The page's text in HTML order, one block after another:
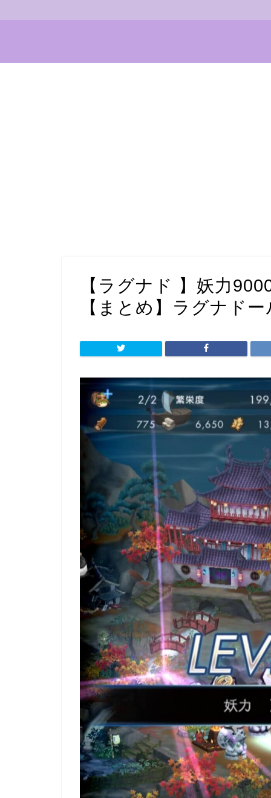
【ラグナド 】妖力
【まとめ】ラグナドー